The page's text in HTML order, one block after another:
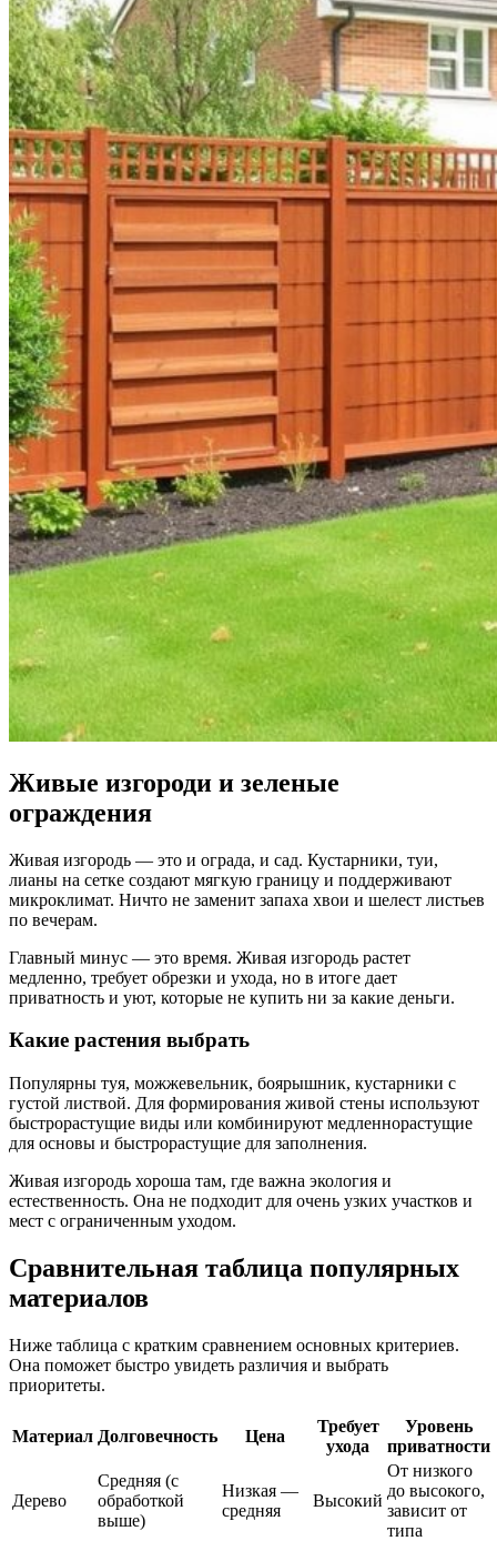
Живые изгороди и зеленые
ограждения
Живая изгородь — это и ограда, и сад. Кустарники, туи,
лианы на сетке создают мягкую границу и поддерживают
микроклимат. Ничто не заменит запаха хвои и шелест листьев
по вечерам.
Главный минус — это время. Живая изгородь растет
медленно, требует обрезки и ухода, но в итоге дает
приватность и уют, которые не купить ни за какие деньги.
Какие растения выбрать
Популярны туя, можжевельник, боярышник, кустарники с
густой листвой. Для формирования живой стены используют
быстрорастущие виды или комбинируют медленнорастущие
для основы и быстрорастущие для заполнения.
Живая изгородь хороша там, где важна экология и
естественность. Она не подходит для очень узких участков и
мест с ограниченным уходом.
Сравнительная таблица популярных
материалов
Ниже таблица с кратким сравнением основных критериев.
Она поможет быстро увидеть различия и выбрать
приоритеты.
Материал Долговечность Цена
Требует
ухода
Уровень
приватности
Дерево
Средняя (с
обработкой
выше)
Низкая —
средняя
Высокий
От низкого
до высокого,
зависит от
типа